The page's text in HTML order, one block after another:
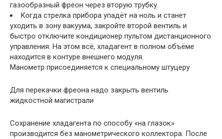
газообразный фреон через вторую трубку.
Когда стрелка прибора упадёт на ноль и станет
уходить в зону вакуума, закройте второй вентиль и
быстро отключите кондиционер пультом дистанционного
управления. На этом всё, хладагент в полном объёме
находится в контуре внешнего модуля.
Манометр присоединяется к специальному штуцеру
Для перекачки фреона надо закрыть вентиль
жидкостной магистрали
Сохранение хладагента по способу «на глазок»
производится без манометрического коллектора. После